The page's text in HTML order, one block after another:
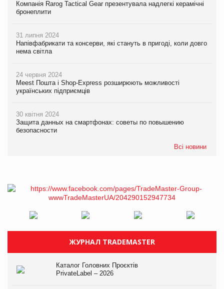
Компанія Rarog Tactical Gear презентувала надлегкі керамічні
бронеплити
31 липня 2024
Напівфабрикати та консерви, які стануть в пригоді, коли довго
нема світла
24 червня 2024
Meest Пошта і Shop-Express розширюють можливості
українських підприємців
30 квітня 2024
Защита данных на смартфонах: советы по повышению
безопасности
Всі новини
ЖУРНАЛ TRADEMASTER
Каталог Головних Проєктів
PrivateLabel – 2026